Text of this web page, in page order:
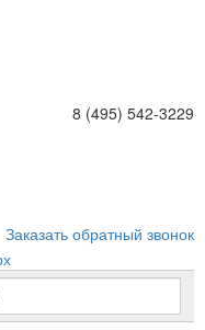
8 (495) 542-3229
Заказать обратный звонок